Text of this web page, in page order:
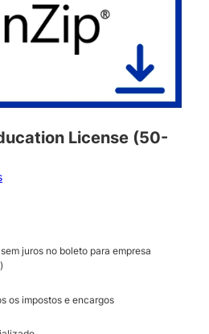
License (50-
juros no boleto para empresa
os impostos e encargos